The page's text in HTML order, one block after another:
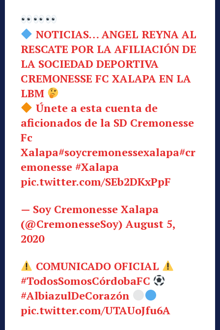
NOTICIAS… ANGEL REYNA AL
RESCATE POR LA AFILIACIÓN DE
LA SOCIEDAD DEPORTIVA
CREMONESSE FC XALAPA EN LA
LBM
Únete a esta cuenta de
aficionados de la SD Cremonesse
Fc
Xalapa#soycremonessexalapa#cr
emonesse #Xalapa
pic.twitter.com/SEb2DKxPpF
— Soy Cremonesse Xalapa
(@CremonesseSoy)August 5,
2020
COMUNICADO OFICIAL
#TodosSomosCórdobaFC
#AlbiazulDeCorazón
pic.twitter.com/UTAUoJfu6A